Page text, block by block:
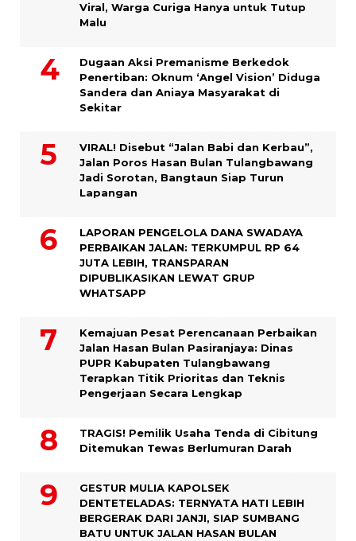
Viral, Warga Curiga Hanya untuk Tutup
Malu
Dugaan Aksi Premanisme Berkedok
Penertiban: Oknum ‘Angel Vision’ Diduga
Sandera dan Aniaya Masyarakat di
Sekitar
VIRAL! Disebut “Jalan Babi dan Kerbau”,
Jalan Poros Hasan Bulan Tulangbawang
Jadi Sorotan, Bangtaun Siap Turun
Lapangan
LAPORAN PENGELOLA DANA SWADAYA
PERBAIKAN JALAN: TERKUMPUL RP 64
JUTA LEBIH, TRANSPARAN
DIPUBLIKASIKAN LEWAT GRUP
WHATSAPP
Kemajuan Pesat Perencanaan Perbaikan
Jalan Hasan Bulan Pasiranjaya: Dinas
PUPR Kabupaten Tulangbawang
Terapkan Titik Prioritas dan Teknis
Pengerjaan Secara Lengkap
TRAGIS! Pemilik Usaha Tenda di Cibitung
Ditemukan Tewas Berlumuran Darah
GESTUR MULIA KAPOLSEK
DENTETELADAS: TERNYATA HATI LEBIH
BERGERAK DARI JANJI, SIAP SUMBANG
BATU UNTUK JALAN HASAN BULAN